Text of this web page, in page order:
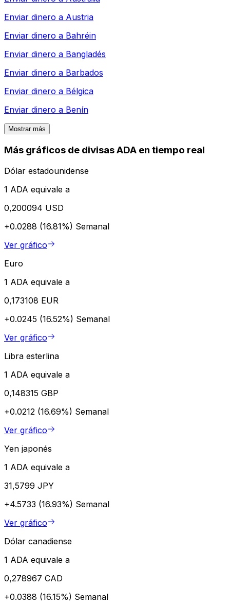
Enviar dinero a Austria
Enviar dinero a Bahréin
Enviar dinero a Bangladés
Enviar dinero a Barbados
Enviar dinero a Bélgica
Enviar dinero a Benín
Mostrar más
Más gráficos de divisas ADA en tiempo real
Dólar estadounidense
1 ADA equivale a
0,200094 USD
+0.0288 (16.81%) Semanal
Ver gráfico
Euro
1 ADA equivale a
0,173108 EUR
+0.0245 (16.52%) Semanal
Ver gráfico
Libra esterlina
1 ADA equivale a
0,148315 GBP
+0.0212 (16.69%) Semanal
Ver gráfico
Yen japonés
1 ADA equivale a
31,5799 JPY
+4.5733 (16.93%) Semanal
Ver gráfico
Dólar canadiense
1 ADA equivale a
0,278967 CAD
+0.0388 (16.15%) Semanal